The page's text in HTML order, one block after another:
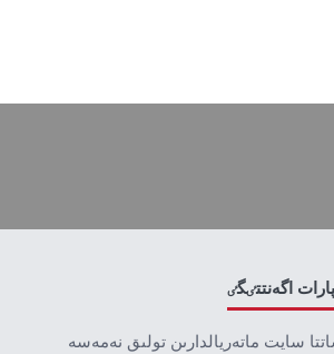
سايت ماتەريالدارىن تولىق نەمەسە